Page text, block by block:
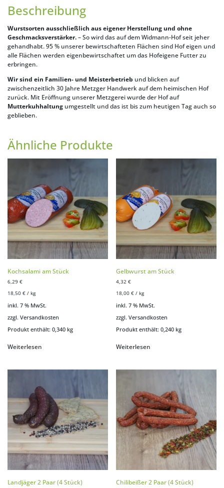
Beschreibung
Wurstsorten ausschließlich aus eigener Herstellung und ohne
Geschmacksverstärker.– So wird das auf dem Widmann-Hof seit jeher
gehandhabt. 95 % unserer bewirtschafteten Flächen sind Hof eigen und
alle Flächen werden eigenbewirtschaftet um das Hofeigene Futter zu
erbringen.
Wir sind ein Familien- und Meisterbetrieb und blicken auf
zwischenzeitlich 30 Jahre Metzger Handwerk auf dem heimischen Hof
zurück. Mit Eröffnung unserer Metzgerei wurde der Hof auf
Mutterkuhhaltung umgestellt und das ist bis zum heutigen Tag auch so
geblieben.
Ähnliche Produkte
Kochsalami am Stück
6,29 €
18,50 € / kg
inkl. 7 % MwSt.
zzgl. Versandkosten
Produkt enthält: 0,340 kg
Weiterlesen
Gelbwurst am Stück
4,32€
18,00€ /kg
inkl. 7 % MwSt.
zzgl.Versandkosten
Produkt enthält: 0,240 kg
Weiterlesen
Landjäger 2 Paar (4 Stück) Chilibeißer 2 Paar (4 Stück)